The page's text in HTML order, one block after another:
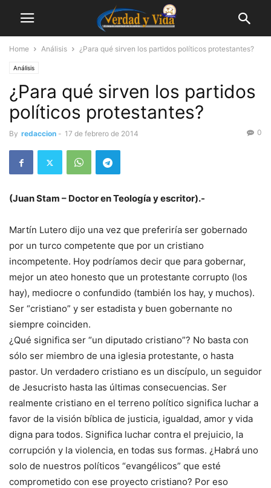
Home Análisis ¿Para qué sirven los partidos políticos protestantes?
Análisis
¿Para qué sirven los partidos
políticos protestantes?
By redaccion - 17 de febrero de 2014 0
(Juan Stam – Doctor en Teología y escritor).-
Martín Lutero dijo una vez que preferiría ser gobernado
por un turco competente que por un cristiano
incompetente. Hoy podríamos decir que para gobernar,
mejor un ateo honesto que un protestante corrupto (los
hay), mediocre o confundido (también los hay, y muchos).
Ser “cristiano” y ser estadista y buen gobernante no
siempre coinciden.
¿Qué significa ser “un diputado cristiano”? No basta con
sólo ser miembro de una iglesia protestante, o hasta
pastor. Un verdadero cristiano es un discípulo, un seguidor
de Jesucristo hasta las últimas consecuencias. Ser
realmente cristiano en el terreno político significa luchar a
favor de la visión bíblica de justicia, igualdad, amor y vida
digna para todos. Significa luchar contra el prejuicio, la
corrupción y la violencia, en todas sus formas. ¿Habrá uno
solo de nuestros políticos “evangélicos” que esté
comprometido con ese proyecto cristiano? Por eso